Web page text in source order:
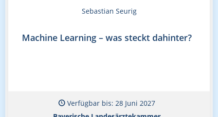
Sebastian Seurig
Machine Learning – was steckt dahinter?
Verfügbar bis: 28 Juni 2027